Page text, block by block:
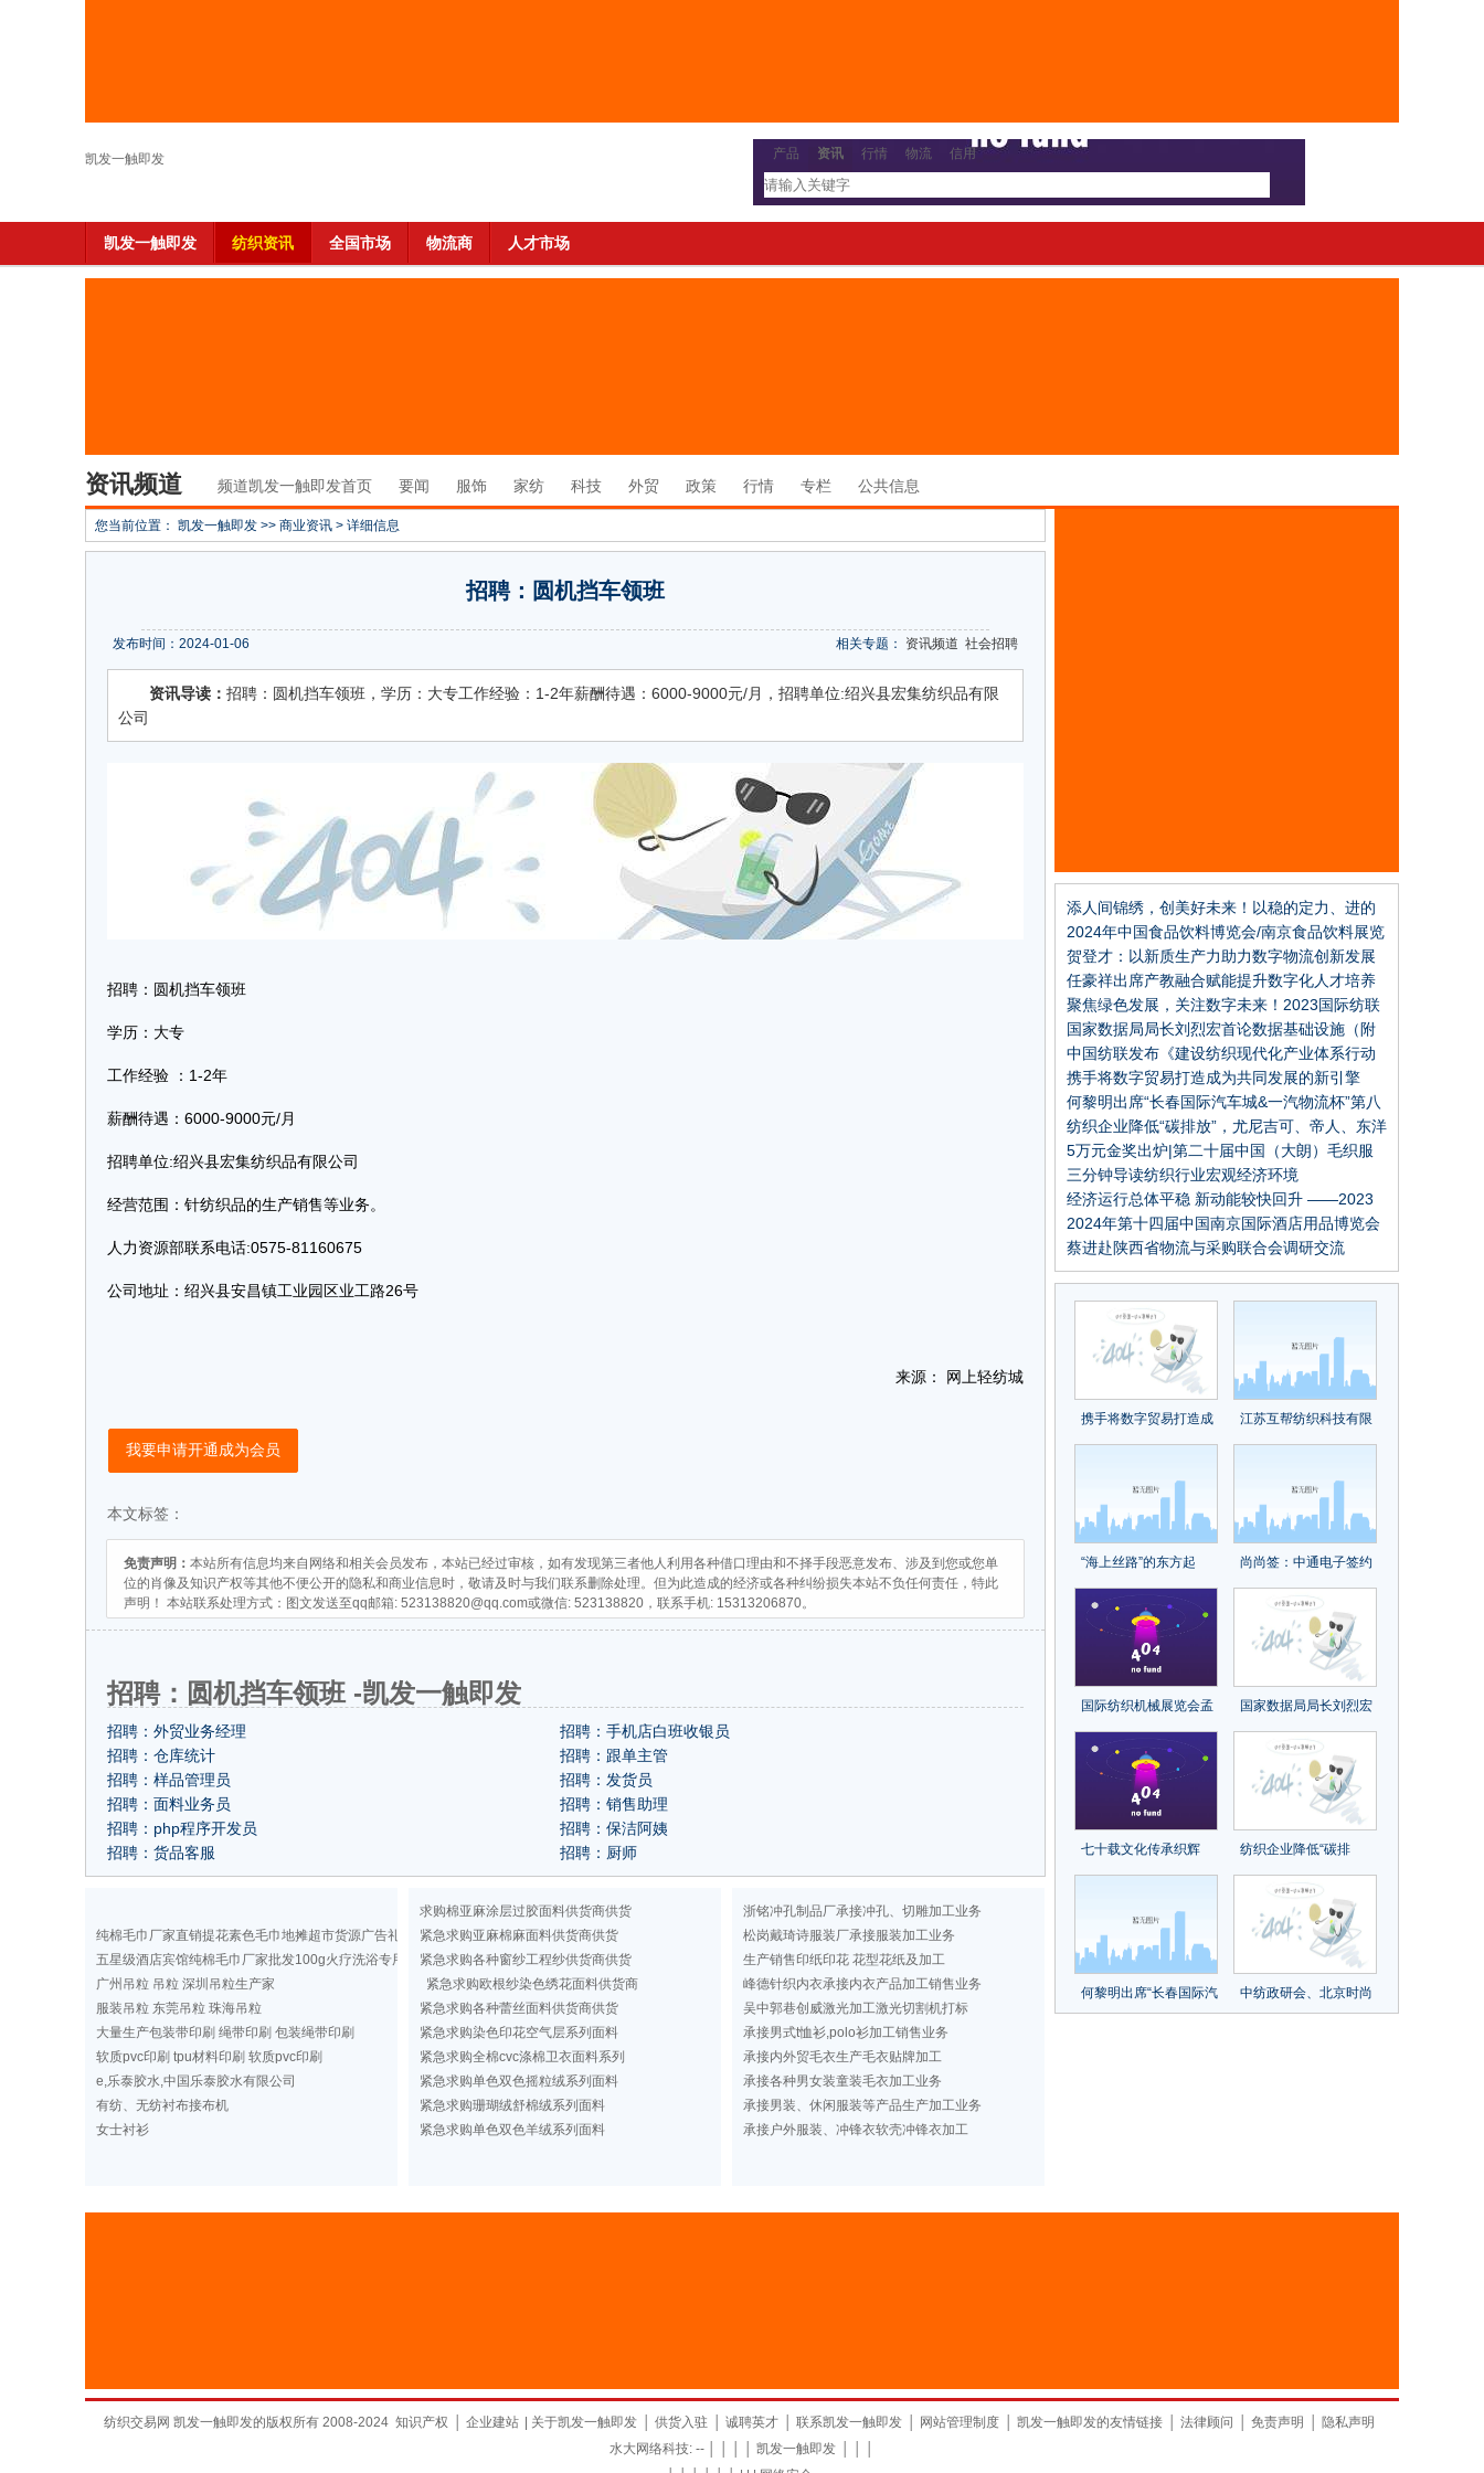
凯发一触即发 产品 资讯 行情 物流 信用
凯发一触即发 纺织资讯 全国市场 物流商 人才市场
资讯频道 频道凯发一触即发首页 要闻 服饰 家纺 科技 外贸 政策 行情 专栏 公共信息
您当前位置： 凯发一触即发 >> 商业资讯 > 详细信息
招聘：圆机挡车领班
相关专题： 资讯频道 社会招聘
发布时间：2024-01-06
资讯导读： 招聘：圆机挡车领班，学历：大专工作经验：1-2年薪酬待遇：6000-9000元/月，招聘单位:绍兴县宏集纺织品有限
公司
招聘：圆机挡车领班
学历：大专
工作经验 ：1-2年
薪酬待遇：6000-9000元/月
招聘单位:绍兴县宏集纺织品有限公司
经营范围：针纺织品的生产销售等业务。
人力资源部联系电话:0575-81160675
公司地址：绍兴县安昌镇工业园区业工路26号
来源： 网上轻纺城
我要申请开通成为会员
本文标签：
免责声明： 本站所有信息均来自网络和相关会员发布，本站已经过审核，如有发现第三者他人利用各种借口理由和不择手段恶意发布、涉及到您或您单
位的肖像及知识产权等其他不便公开的隐私和商业信息时，敬请及时与我们联系删除处理。但为此造成的经济或各种纠纷损失本站不负任何责任，特此
声明！ 本站联系处理方式：图文发送至qq邮箱: 523138820@qq.com或微信: 523138820，联系手机: 15313206870。
招聘：圆机挡车领班 -凯发一触即发
招聘：外贸业务经理
招聘：手机店白班收银员
招聘：仓库统计
招聘：跟单主管
招聘：样品管理员
招聘：发货员
招聘：面料业务员
招聘：销售助理
招聘：php程序开发员
招聘：保洁阿姨
招聘：货品客服
招聘：厨师
纯棉毛巾厂家直销提花素色毛巾地摊超市货源广告礼品洗浴毛巾
五星级酒店宾馆纯棉毛巾厂家批发100g火疗洗浴专用纯色毛巾定做
广州吊粒 吊粒 深圳吊粒生产家
服装吊粒 东莞吊粒 珠海吊粒
大量生产包装带印刷 绳带印刷 包装绳带印刷
软质pvc印刷 tpu材料印刷 软质pvc印刷
e,乐泰胶水,中国乐泰胶水有限公司
有纺、无纺衬布接布机
女士衬衫
求购棉亚麻涂层过胶面料供货商供货
紧急求购亚麻棉麻面料供货商供货
紧急求购各种窗纱工程纱供货商供货
紧急求购欧根纱染色绣花面料供货商
紧急求购各种蕾丝面料供货商供货
紧急求购染色印花空气层系列面料
紧急求购全棉cvc涤棉卫衣面料系列
紧急求购单色双色摇粒绒系列面料
紧急求购珊瑚绒舒棉绒系列面料
紧急求购单色双色羊绒系列面料
浙铭冲孔制品厂承接冲孔、切雕加工业务
松岗戴琦诗服装厂承接服装加工业务
生产销售印纸印花 花型花纸及加工
峰德针织内衣承接内衣产品加工销售业务
吴中郭巷创威激光加工激光切割机打标
承接男式t恤衫,polo衫加工销售业务
承接内外贸毛衣生产毛衣贴牌加工
承接各种男女装童装毛衣加工业务
承接男装、休闲服装等产品生产加工业务
承接户外服装、冲锋衣软壳冲锋衣加工
添人间锦绣，创美好未来！以稳的定力、进的
姿态推进纺织现代化产业体系建设，中国纺织
工业联合会2023年年中工作会议召开
2024年中国食品饮料博览会/南京食品饮料展览
会
贺登才：以新质生产力助力数字物流创新发展
任豪祥出席产教融合赋能提升数字化人才培养
高峰论坛
聚焦绿色发展，关注数字未来！2023国际纺联
年会在绍兴柯桥召开
国家数据局局长刘烈宏首论数据基础设施（附
全文）
中国纺联发布《建设纺织现代化产业体系行动
纲要》，推进七项重点行动！
携手将数字贸易打造成为共同发展的新引擎
——从数贸会看数字经济发展新动能
何黎明出席“长春国际汽车城&一汽物流杯”第八
届全国大学生物流设计大赛签约启动仪式
纺织企业降低“碳排放”，尤尼吉可、帝人、东洋
纺等这些日本企业的经验可以借鉴
5万元金奖出炉|第二十届中国（大朗）毛织服
装设计大赛圆满结束
三分钟导读纺织行业宏观经济环境
经济运行总体平稳 新动能较快回升 ——2023
年11月份制造业pmi分析
2024年第十四届中国南京国际酒店用品博览会
蔡进赴陕西省物流与采购联合会调研交流
携手将数字贸易打造成
为共同发展的新引擎
济发展新动能
江苏互帮纺织科技有限
公司董事长任长邦：互
尔民族品牌
“海上丝路”的东方起
点，宁波时尚节让它出
圈又出彩！
尚尚签：中通电子签约
中台凯发一触即发的解
国际纺织机械展览会孟
加拉国观众组织推介会
再获关注
国家数据局局长刘烈宏
首论数据基础设施（附
七十载文化传承织辉
煌，再出发砥砺前行续
成立70周年纪念大会召
纺织企业降低“碳排
放”，尤尼吉可、帝人、
东洋纺等这些日本企业
的经验可以借鉴
何黎明出席“长春国际汽
车城&一汽物流杯”第八
中纺政研会、北京时尚
控股共同推动发展软实
纺织交易网 凯发一触即发的版权所有 2008-2024 知识产权 企业建站 关于凯发一触即发 供货入驻 诚聘英才 联系凯发一触即发 网站管理制度 凯发一触即发的友情链接 法律顾问 免责声明
隐私声明
水大网络科技: -- │ │ │ │ 凯发一触即发